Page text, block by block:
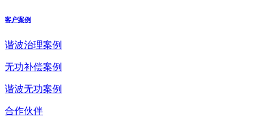
客户案例
谐波治理案例
无功补偿案例
谐波无功案例
合作伙伴